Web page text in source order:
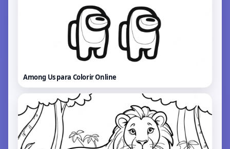
Among Us para ColorirOnline